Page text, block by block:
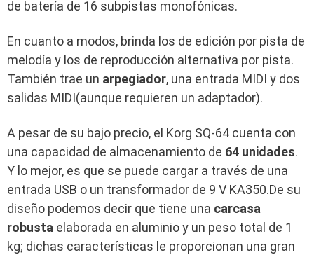
de batería de 16 subpistas monofónicas.
En cuanto a modos, brinda los de edición por pista de
melodía y los de reproducción alternativa por pista.
También trae un arpegiador, una entrada MIDI y dos
salidas MIDI(aunque requieren un adaptador).
A pesar de su bajo precio, el Korg SQ-64 cuenta con
una capacidad de almacenamiento de 64 unidades.
Y lo mejor, es que se puede cargar a través de una
entrada USB o un transformador de 9 V KA350.De su
diseño podemos decir que tiene una carcasa
robusta elaborada en aluminio y un peso total de 1
kg; dichas características le proporcionan una gran